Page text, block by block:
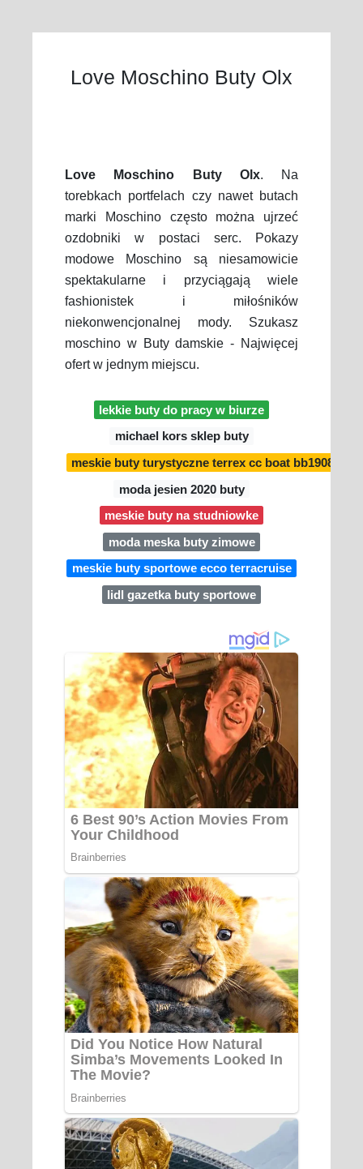
Love Moschino Buty Olx
Love Moschino Buty Olx. Na
torebkach portfelach czy nawet butach
marki Moschino często można ujrzeć
ozdobniki w postaci serc. Pokazy
modowe Moschino są niesamowicie
spektakularne i przyciągają wiele
fashionistek i miłośników
niekonwencjonalnej mody. Szukasz
moschino w Buty damskie - Najwięcej
ofert w jednym miejscu.
lekkie buty do pracy w biurze
michael kors sklep buty
meskie buty turystyczne terrex cc boat bb1908
moda jesien 2020 buty
meskie buty na studniowke
moda meska buty zimowe
meskie buty sportowe ecco terracruise
lidl gazetka buty sportowe